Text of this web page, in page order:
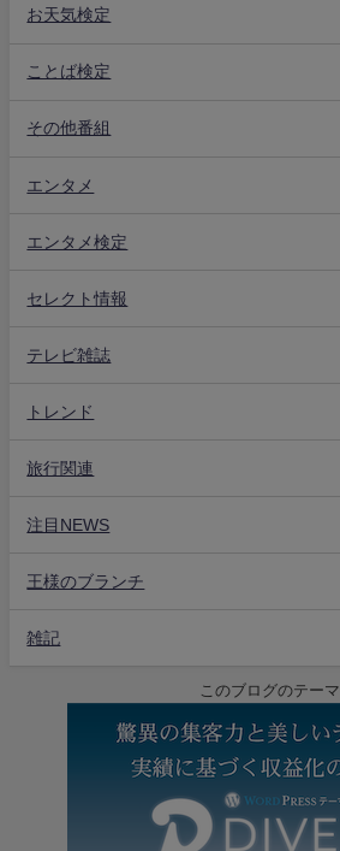
お天気検定
ことば検定
その他番組
エンタメ
エンタメ検定
セレクト情報
テレビ雑誌
トレンド
旅行関連
注目NEWS
王様のブランチ
雑記
このブログのテーマ